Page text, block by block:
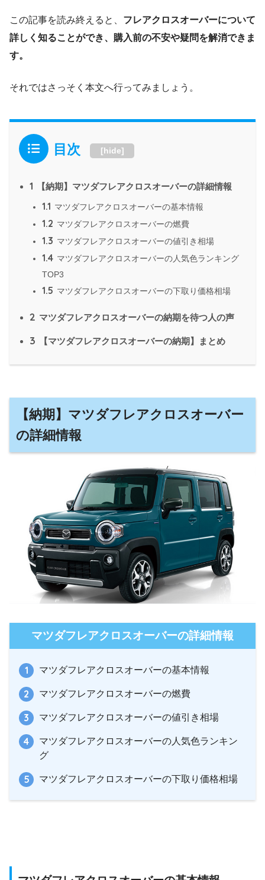
この記事を読み終えると、 フレアクロスオーバーについて
詳しく知ることができ、購入前の不安や疑問を解消できま
す。
それではさっそく本文へ行ってみましょう。
目次 [hide]
1 【納期】マツダフレアクロスオーバーの詳細情報
1.1 マツダフレアクロスオーバーの基本情報
1.2 マツダフレアクロスオーバーの燃費
1.3 マツダフレアクロスオーバーの値引き相場
1.4 マツダフレアクロスオーバーの人気色ランキング
TOP3
1.5 マツダフレアクロスオーバーの下取り価格相場
2 マツダフレアクロスオーバーの納期を待つ人の声
3 【マツダフレアクロスオーバーの納期】まとめ
【納期】マツダフレアクロスオーバー
の詳細情報
マツダフレアクロスオーバーの詳細情報
マツダフレアクロスオーバーの基本情報
マツダフレアクロスオーバーの燃費
マツダフレアクロスオーバーの値引き相場
マツダフレアクロスオーバーの人気色ランキン
グ
マツダフレアクロスオーバーの下取り価格相場